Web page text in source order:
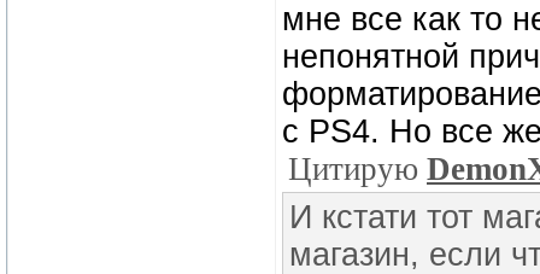
мне все как то
непонятной
с PS4. Но все
Цитирую
И кстати тот
магазин, если